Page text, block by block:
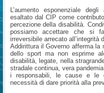
L’aumento esponenziale
esaltato dal CIP come
percezione della disabilità.
possiamo accettare che si
irreversibile arrecato all’integrità
Addirittura il Governo afferma
dello sport ma non esprime
disabilità, legate, nella
stradale continua, vera
i responsabili, le cause e le
necessità di dare priorità alla